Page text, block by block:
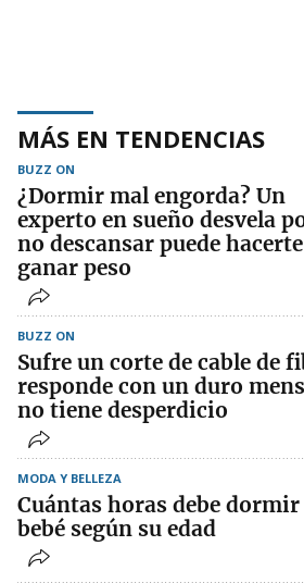
MÁS EN TENDENCIAS
BUZZ ON
¿Dormir mal engorda? Un
experto en sueño desvela
no descansar puede hacerte
ganar peso
BUZZ ON
Sufre un corte de cable de
responde con un duro
no tiene desperdicio
MODA Y BELLEZA
Cuántas horas debe
bebé según su edad